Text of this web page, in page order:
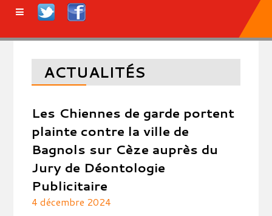
ACTUALITÉS
Les Chiennes de garde portent
plainte contre la ville de
Bagnols sur Cèze auprès du
Jury de Déontologie
Publicitaire
4 décembre 2024